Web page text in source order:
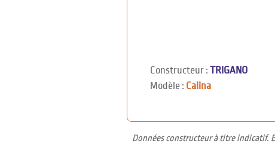
Constructeur : TRIGANO
Modèle : Calina
Données constructeur à titre indicatif.